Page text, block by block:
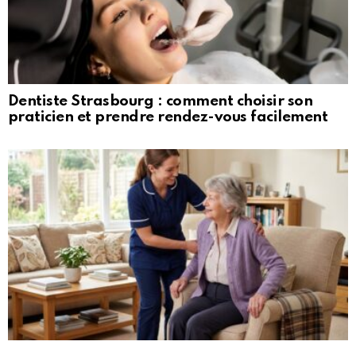
Dentiste Strasbourg : comment choisir son
praticien et prendre rendez-vous facilement